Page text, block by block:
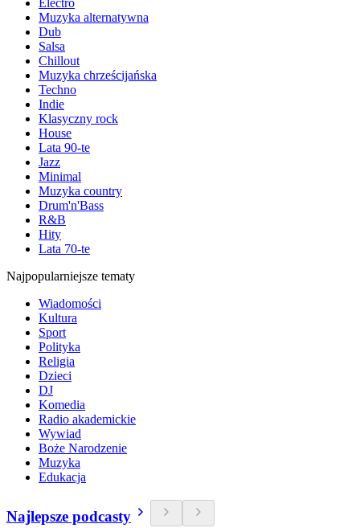
Electro
Muzyka alternatywna
Dub
Salsa
Chillout
Muzyka chrześcijańska
Techno
Indie
Klasyczny rock
House
Lata 90-te
Jazz
Minimal
Muzyka country
Drum'n'Bass
R&B
Hity
Lata 70-te
Najpopularniejsze tematy
Wiadomości
Kultura
Sport
Polityka
Religia
Dzieci
DJ
Komedia
Radio akademickie
Wywiad
Boże Narodzenie
Muzyka
Edukacja
Najlepsze podcasty